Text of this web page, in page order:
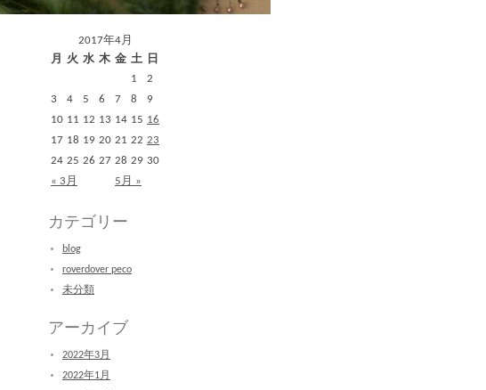
2017年4月
月
火 水 木 金 土 日
« 3月 5月 »
1
2
3
4 5 6 7 8
9
10 11 12 13 14 15 16
17 18 19 20 21 22 23
24 25 26 27 28 29 30
カテゴリー
blog
roverdover peco
未分類
アーカイブ
2022年3月
2022年1月